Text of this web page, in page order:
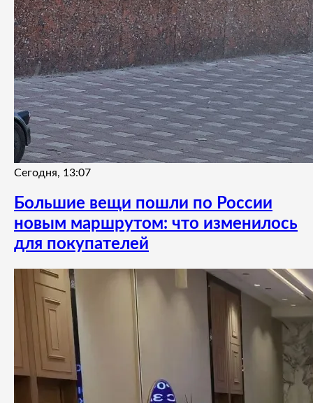
Сегодня, 13:07
Большие вещи пошли по России
новым маршрутом: что изменилось
для покупателей